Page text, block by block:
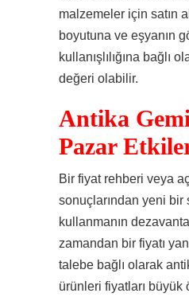
malzemeler için satın
boyutuna ve eşyanın
kullanışlılığına bağlı
değeri olabilir.
Antika
Pazar
Bir fiyat rehberi veya
sonuçlarından yeni bir
kullanmanın
zamandan bir fiyatı
talebe bağlı olarak
ürünleri fiyatları büyük